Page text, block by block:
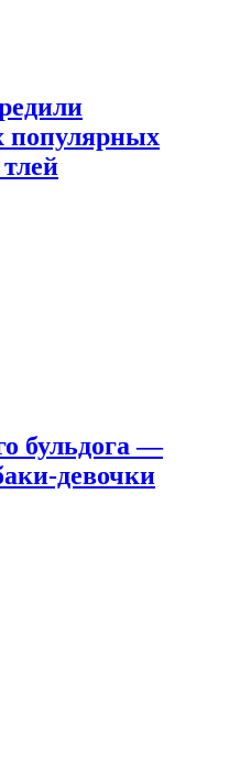
популярных
бульдога —
девочки